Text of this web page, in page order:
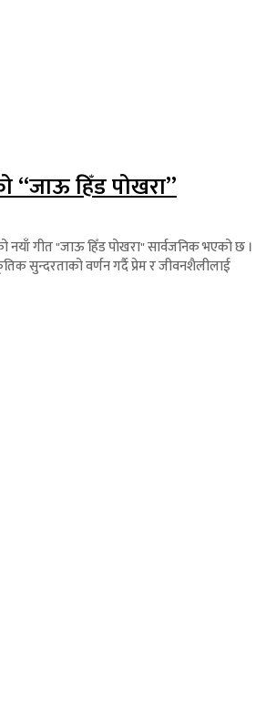
“जाऊ हिँड पोखरा”
नयाँ गीत "जाऊ हिँड पोखरा" सार्वजनिक भएको छ ।
सुन्दरताको वर्णन गर्दै प्रेम र जीवनशैलीलाई